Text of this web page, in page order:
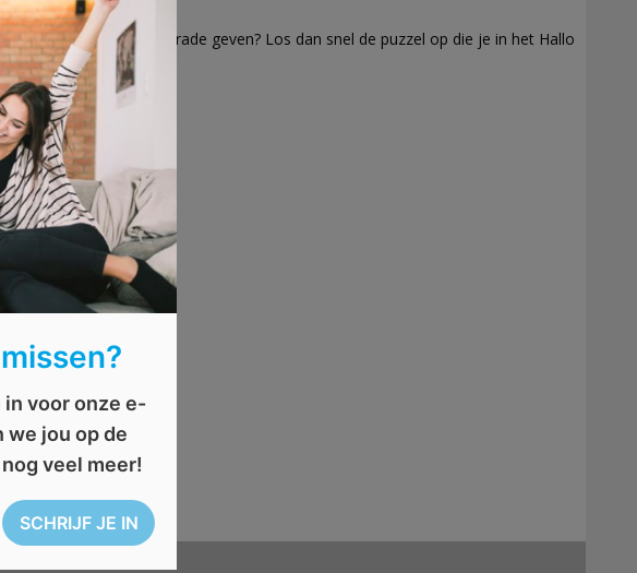
en je tuin een kleine upgrade geven? Los dan snel de puzzel op die je in het Hallo
voor onze e-
we jou op de
veel meer!